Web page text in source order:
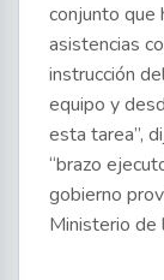
conjunto que
asistencias
instrucción
equipo y
esta tarea”,
“brazo
gobierno
Ministerio de